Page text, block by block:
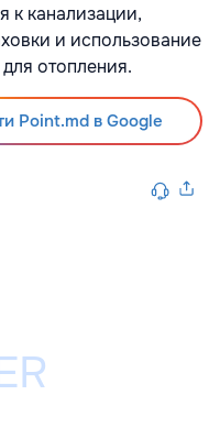
к канализации,
и использование
отопления.
Point.md в Google